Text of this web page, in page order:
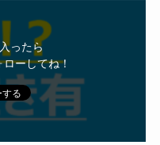
ったら
ーしてね！